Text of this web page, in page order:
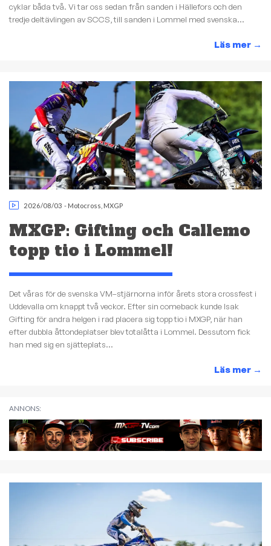
cyklar båda två. Vi tar oss sedan från sanden i Hällefors och den
tredje deltävlingen av SCCS, till sanden i Lommel med svenska...
Läs mer →
2026/08/03 - Motocross MXGP
MXGP: Gifting och Callemo
topp tio i Lommel!
Det våras för de svenska VM–stjärnorna inför årets stora crossfest i
Uddevalla om knappt två veckor. Efter sin comeback kunde Isak
Gifting för andra helgen i rad placera sig topp tio i MXGP, när han
efter dubbla åttondeplatser blev totalåtta i Lommel. Dessutom fick
han med sig en sjätteplats...
Läs mer →
ANNONS: